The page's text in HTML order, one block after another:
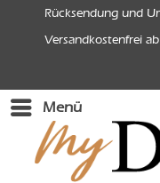
Rücksendung und
Versandkostenfrei
Menü